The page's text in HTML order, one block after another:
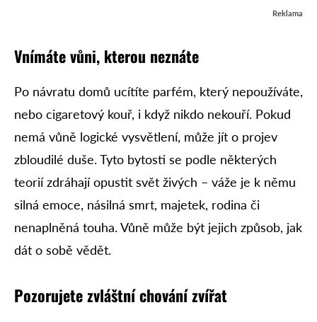
Reklama
Vnímáte vůni, kterou neznáte
Po návratu domů ucítíte parfém, který nepoužíváte,
nebo cigaretový kouř, i když nikdo nekouří. Pokud
nemá vůně logické vysvětlení, může jít o projev
zbloudilé duše. Tyto bytosti se podle některých
teorií zdráhají opustit svět živých – váže je k němu
silná emoce, násilná smrt, majetek, rodina či
nenaplněná touha. Vůně může být jejich způsob, jak
dát o sobě vědět.
Pozorujete zvláštní chování zvířat